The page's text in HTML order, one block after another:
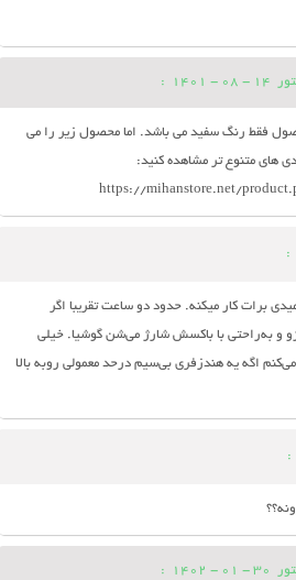
14 - 08 - 1401
:
فقط رنگ سفید می باشد. اما محصول زیر را می
های متنوع تر مشاهده کنید:
https://mihanstore.net/
:
برات کار میکنه. حدود دو ساعت تقریبا اگر
و به‌راحتی با باکسش شارژ می‌شن گوشیا. خیلی
اگه یه هندزفری بی‌سیم درحد معمولی روبه بالا
:
30 - 01 - 1402
: